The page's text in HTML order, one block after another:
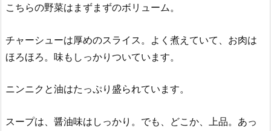
こちらの野菜はまずまずのボリューム。
チャーシューは厚めのスライス。よく煮えていて、お肉は
ほろほろ。味もしっかりついています。
ニンニクと油はたっぷり盛られています。
スープは、醤油味はしっかり。でも、どこか、上品。あっ